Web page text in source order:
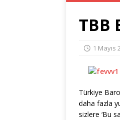
TBB
1 Mayıs
Türkiye
daha fazla
sizlere ‘Bu